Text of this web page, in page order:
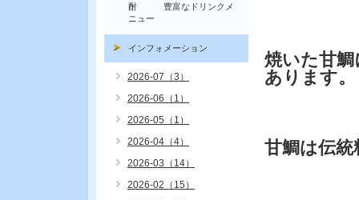
焼いた甘
あります。
甘鯛は伝
酎 豊富なドリンクメ
ニュー
インフォメーション
2026-07（3）
2026-06（1）
2026-05（1）
2026-04（4）
2026-03（14）
2026-02（15）